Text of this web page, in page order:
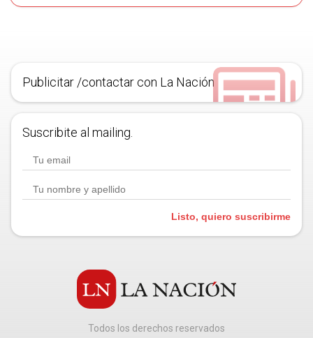
Publicitar /contactar con La Nación
Suscribite al mailing.
Listo, quiero suscribirme
Todos los derechos reservados